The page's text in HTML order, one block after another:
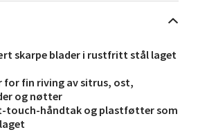
skarpe blader i rustfritt stål laget
for fin riving av sitrus, ost,
og nøtter
touch-håndtak og plastføtter som
Senter Orkanger